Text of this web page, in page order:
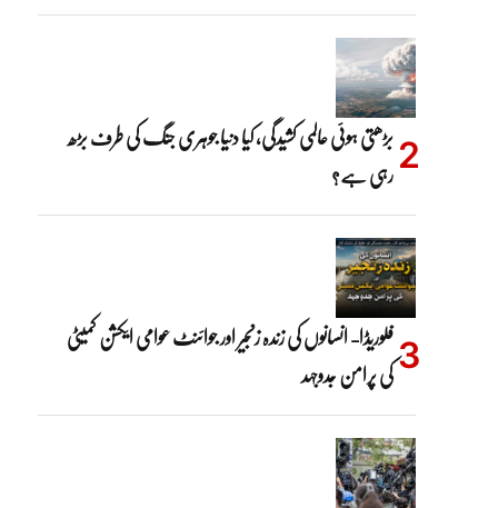
بڑھتی ہوئی عالمی کشیدگی، کیا دنیا جوہری جنگ کی طرف بڑھ
رہی ہے؟
فلوریڈا- انسانوں کی زندہ زنجیر اور جوائنٹ عوامی ایکشن کمیٹی
کی پرامن جدوجہد